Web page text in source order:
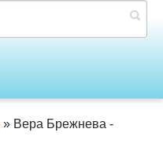
» Вера Брежнева -